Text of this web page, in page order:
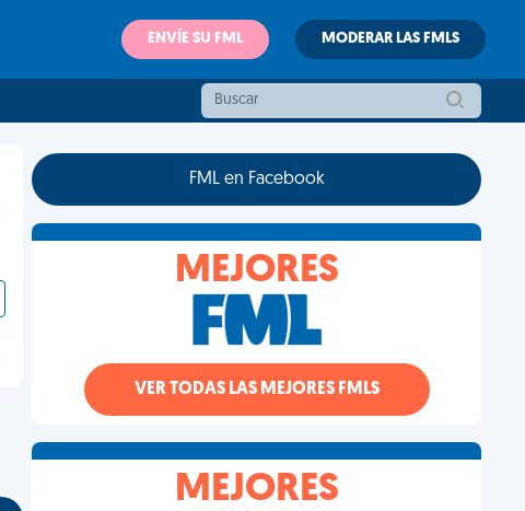
ENVÍE SU FML MODERAR LAS FMLS
FML en Facebook
MEJORES
VER TODAS LAS MEJORES FMLS
MEJORES